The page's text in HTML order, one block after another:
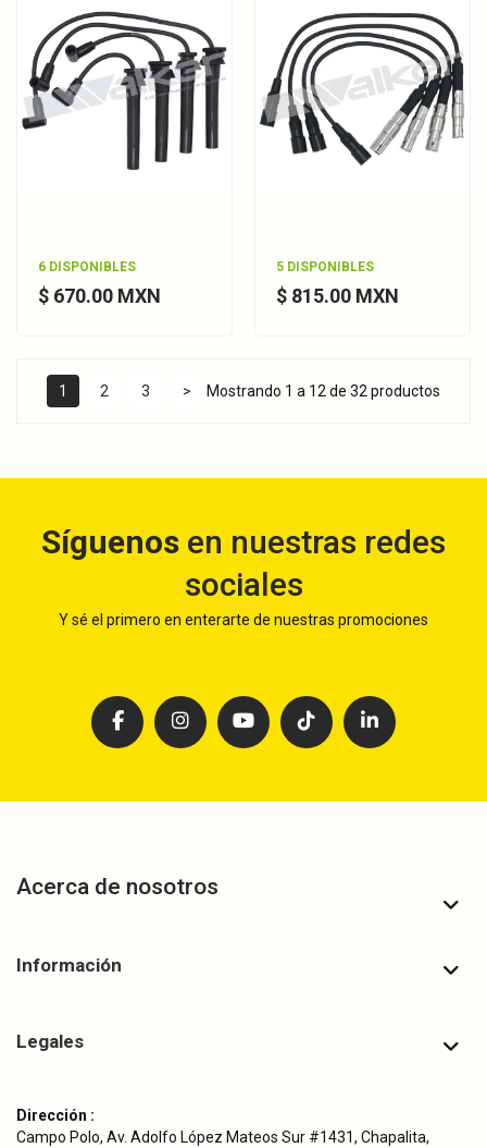
6 DISPONIBLES
$ 670.00 MXN
5 DISPONIBLES
$ 815.00 MXN
1 2 3 > Mostrando 1 a 12 de 32 productos
Síguenos en nuestras redes
sociales
Y sé el primero en enterarte de nuestras promociones
Acerca de nosotros
Información
Legales
Dirección :
Campo Polo, Av. Adolfo López Mateos Sur #1431, Chapalita,